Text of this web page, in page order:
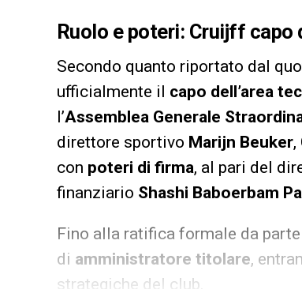
Ruolo e poteri: Cruijff capo
Secondo quanto riportato dal
ufficialmente il capo dell’area
l’Assemblea Generale
direttore sportivo Marijn Beuker,
con poteri di firma, al pari del
finanziario Shashi Baboerbam
Fino alla ratifica formale da
di amministratore titolare,
strategiche del club.